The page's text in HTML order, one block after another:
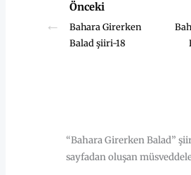
←
Önceki
Bahara Girerken
Balad şiiri-18
“Bahara Girerken Balad”
sayfadan oluşan